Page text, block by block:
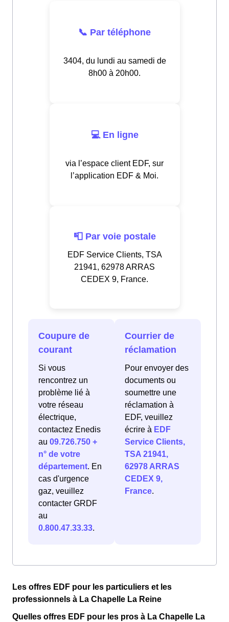
📞 Par téléphone
3404, du lundi au samedi de
8h00 à 20h00.
💻 En ligne
via l’espace client EDF, sur
l’application EDF & Moi.
📮 Par voie postale
EDF Service Clients, TSA
21941, 62978 ARRAS
CEDEX 9, France.
Coupure de
courant
Si vous
rencontrez un
problème lié à
votre réseau
électrique,
contactez Enedis
au 09.726.750 +
n° de votre
département. En
cas d'urgence
gaz, veuillez
contacter GRDF
au
0.800.47.33.33.
Courrier de
réclamation
Pour envoyer des
documents ou
soumettre une
réclamation à
EDF, veuillez
écrire à EDF
Service Clients,
TSA 21941,
62978 ARRAS
CEDEX 9,
France.
Les offres EDF pour les particuliers et les
professionnels à La Chapelle La Reine
Quelles offres EDF pour les pros à La Chapelle La